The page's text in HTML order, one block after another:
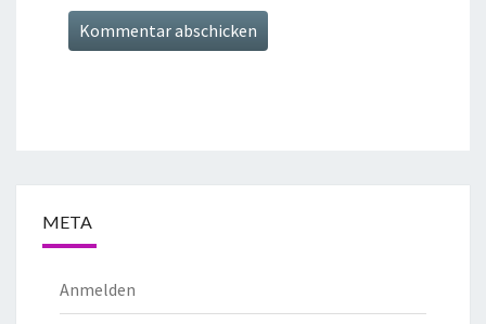
META
Anmelden